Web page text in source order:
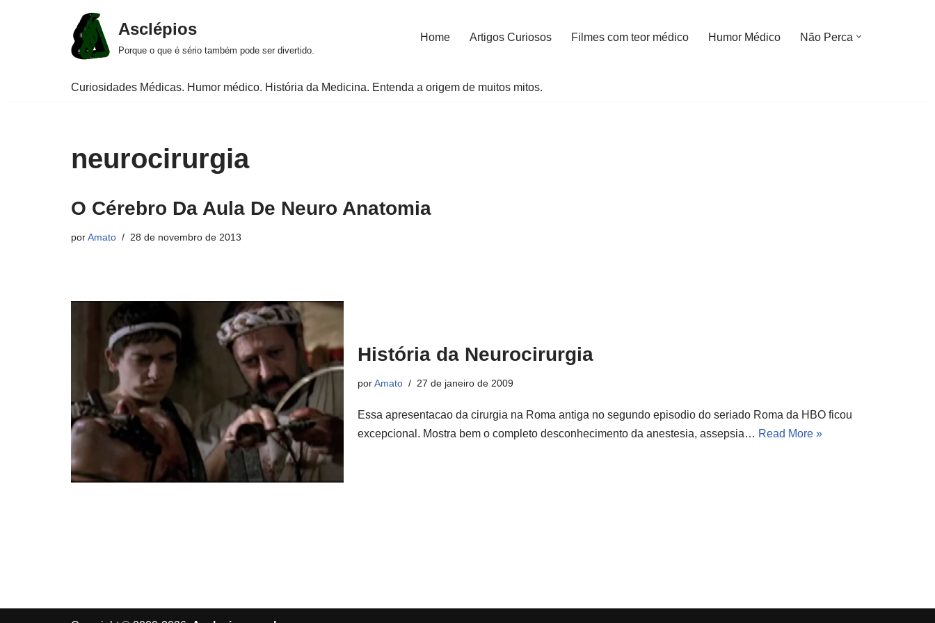
Asclépios
Porque o que é sério também pode ser divertido.
Home Artigos Curiosos Filmes com teor médico Humor Médico Não Perca
Curiosidades Médicas. Humor médico. História da Medicina. Entenda a origem de muitos mitos.
neurocirurgia
O Cérebro Da Aula De Neuro Anatomia
porAmato 28 de novembro de 2013
História da Neurocirurgia
porAmato 27 de janeiro de 2009
Essa apresentacao da cirurgia na Roma antiga no segundo episodio do seriado Roma da HBO ficou
excepcional. Mostra bem o completo desconhecimento da anestesia, assepsia… Read More »